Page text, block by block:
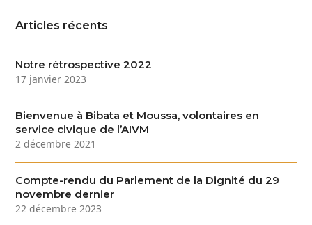
Articles récents
Notre rétrospective 2022
17 janvier 2023
Bienvenue à Bibata et Moussa, volontaires en
service civique de l’AIVM
2 décembre 2021
Compte-rendu du Parlement de la Dignité du 29
novembre dernier
22 décembre 2023